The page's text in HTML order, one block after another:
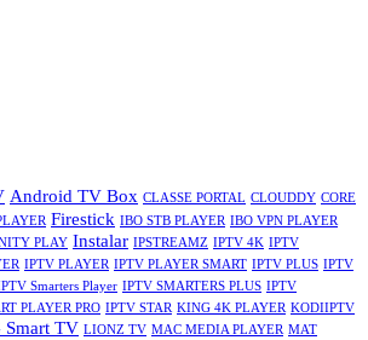
Android TV Box CLASSE PORTAL CLOUDDY CORE
Firestick IBO STB PLAYER IBO VPN PLAYER
PLAY Instalar IPSTREAMZ IPTV 4K IPTV
IPTV PLAYER IPTV PLAYER SMART IPTV PLUS IPTV
Smarters Player IPTV SMARTERS PLUS IPTV
PLAYER PRO IPTV STAR KING 4K PLAYER KODIIPTV
Smart TV LIONZ TV MAC MEDIA PLAYER MAT